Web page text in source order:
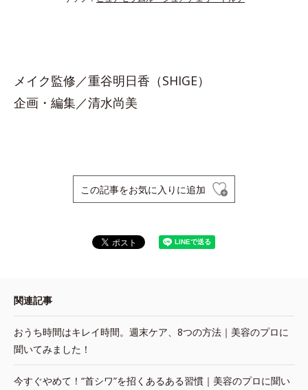
メイク監修／重谷明日香（SHIGE）
企画・編集／清水尚美
この記事をお気に入りに追加
関連記事
おうち時間はキレイ時間。週末ケア、8つの方法｜美容のプロに
聞いてみました！
今すぐやめて！“首シワ”を招くあるある習慣｜美容のプロに聞い